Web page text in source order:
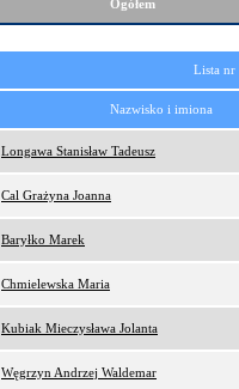
Ogółem
Lista
Nazwisko i imiona
Longawa Stanisław Tadeusz
Cal Grażyna Joanna
Baryłko Marek
Chmielewska Maria
Kubiak Mieczysława Jolanta
Węgrzyn Andrzej Waldemar